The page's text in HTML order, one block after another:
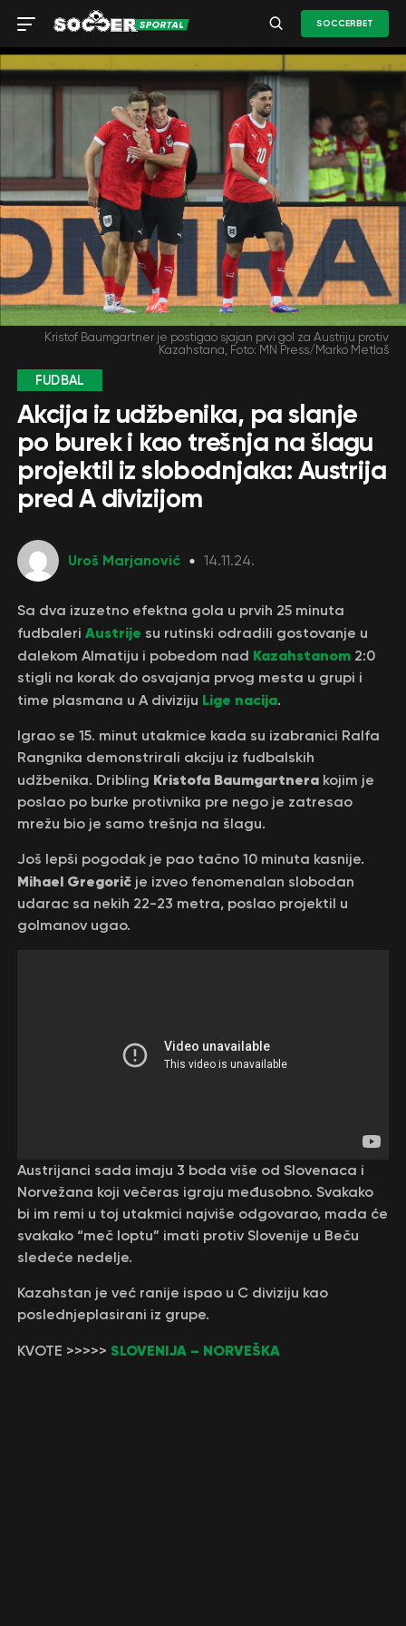
SOCCERBET
Kristof Baumgartner je postigao sjajan prvi gol za Austriju protiv
Kazahstana, Foto: MN Press/Marko Metlaš
FUDBAL
Akcija iz udžbenika, pa slanje
po burek i kao trešnja na šlagu
projektil iz slobodnjaka: Austrija
pred A divizijom
Uroš Marjanović 14.11.24.
Sa dva izuzetno efektna gola u prvih 25 minuta
fudbaleri Austrije su rutinski odradili gostovanje u
dalekom Almatiju i pobedom nad Kazahstanom 2:0
stigli na korak do osvajanja prvog mesta u grupi i
time plasmana u A diviziju Lige nacija.
Igrao se 15. minut utakmice kada su izabranici Ralfa
Rangnika demonstrirali akciju iz fudbalskih
udžbenika. Dribling Kristofa Baumgartnerakojim je
poslao po burke protivnika pre nego je zatresao
mrežu bio je samo trešnja na šlagu.
Još lepši pogodak je pao tačno 10 minuta kasnije.
Mihael Gregoričje izveo fenomenalan slobodan
udarac sa nekih 22-23 metra, poslao projektil u
golmanov ugao.
Austrijanci sada imaju 3 boda više od Slovenaca i
Norvežana koji večeras igraju međusobno. Svakako
bi im remi u toj utakmici najviše odgovarao, mada će
svakako “meč loptu” imati protiv Slovenije u Beču
sledeće nedelje.
Kazahstan je već ranije ispao u C diviziju kao
poslednjeplasirani iz grupe.
KVOTE >>>>> SLOVENIJA – NORVEŠKA